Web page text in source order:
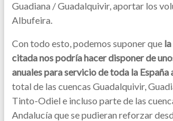
Guadiana / Guadalquivir, aportar los
Albufeira.
Con todo esto, podemos suponer que
citada nos podría hacer disponer de
anuales para servicio de toda la
total de las cuencas Guadalquivir,
Tinto-Odiel e incluso parte de las
Andalucía que se pudieran reforzar